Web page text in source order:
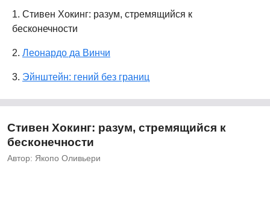
1. Стивен Хокинг: разум, стремящийся к
бесконечности
2. Леонардо да Винчи
3. Эйнштейн: гений без границ
Стивен Хокинг: разум, стремящийся к
бесконечности
Автор: Якопо Оливьери